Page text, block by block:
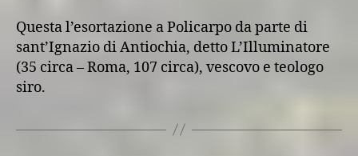
Questa l’esortazione a Policarpo da parte di
sant’Ignazio di Antiochia, detto L’Illuminatore
(35 circa – Roma, 107 circa), vescovo e teologo
siro.